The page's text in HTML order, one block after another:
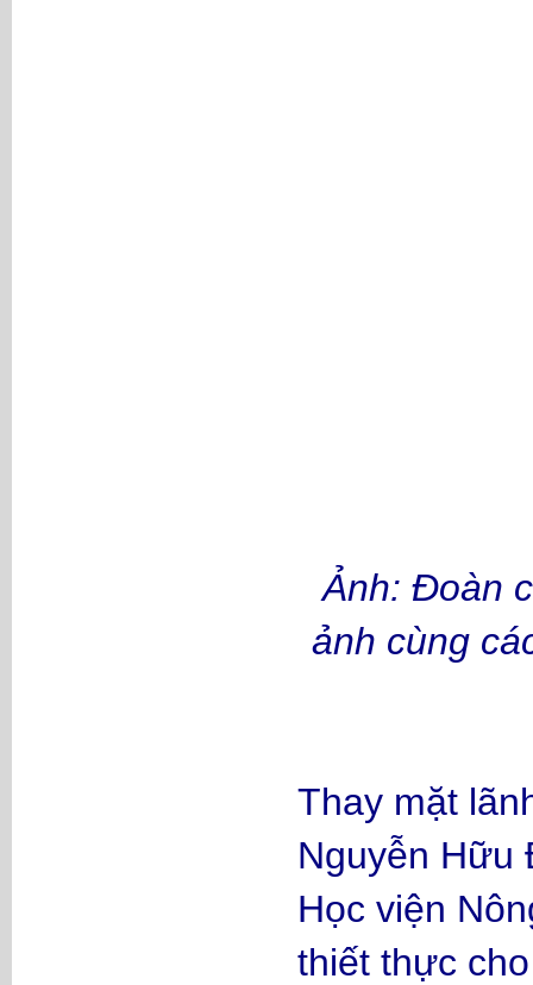
Ảnh: Đoàn
ảnh cùng
Thay mặt
Nguyễn Hữu
Học viện
thiết thực